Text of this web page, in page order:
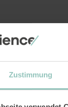
Zustimmung